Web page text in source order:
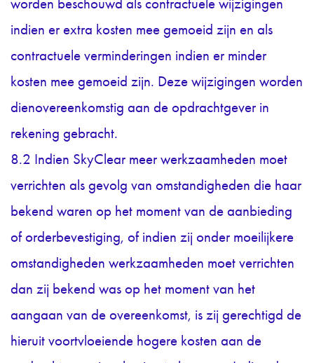
worden beschouwd als contractuele wijzigingen
indien er extra kosten mee gemoeid zijn en als
contractuele verminderingen indien er minder
kosten mee gemoeid zijn. Deze wijzigingen worden
dienovereenkomstig aan de opdrachtgever in
rekening gebracht.
8.2 Indien SkyClear meer werkzaamheden moet
verrichten als gevolg van omstandigheden die haar
bekend waren op het moment van de aanbieding
of orderbevestiging, of indien zij onder moeilijkere
omstandigheden werkzaamheden moet verrichten
dan zij bekend was op het moment van het
aangaan van de overeenkomst, is zij gerechtigd de
hieruit voortvloeiende hogere kosten aan de